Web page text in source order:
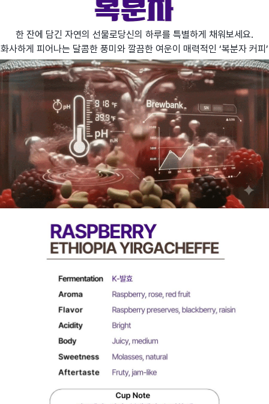
한 잔에 담긴 자연의 선물로당신의 하루를 특별하게 채워보세요.
화사하게 피어나는 달콤한 풍미와 깔끔한 여운이 매력적인 ‘복분자 커피’